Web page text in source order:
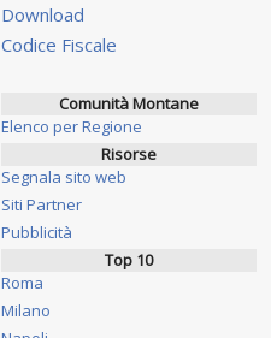
Download
Codice Fiscale
Comunità Montane
Elenco per Regione
Risorse
Segnala sito web
Siti Partner
Pubblicità
Top 10
Roma
Milano